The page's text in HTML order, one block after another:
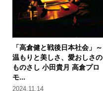
「高倉健と戦後日本社会」 ～
温もりと美しさ、愛おしさの
ものさし 小田貴月 高倉プロ
モ...
2024.11.14